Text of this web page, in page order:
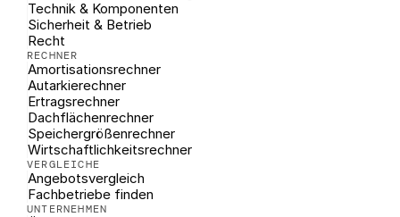
Technik & Komponenten
Sicherheit & Betrieb
Recht
RECHNER
Amortisationsrechner
Autarkierechner
Ertragsrechner
Dachflächenrechner
Speichergrößenrechner
Wirtschaftlichkeitsrechner
VERGLEICHE
Angebotsvergleich
Fachbetriebe finden
UNTERNEHMEN